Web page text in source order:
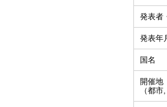
発表者
発表年
国名
開催地
（都市